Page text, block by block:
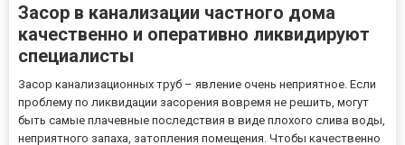
Засор в канализации частного дома
качественно и оперативно ликвидируют
специалисты
Засор канализационных труб – явление очень неприятное. Если
проблему по ликвидации засорения вовремя не решить, могут
быть самые плачевные последствия в виде плохого слива воды,
неприятного запаха, затопления помещения. Чтобы качественно